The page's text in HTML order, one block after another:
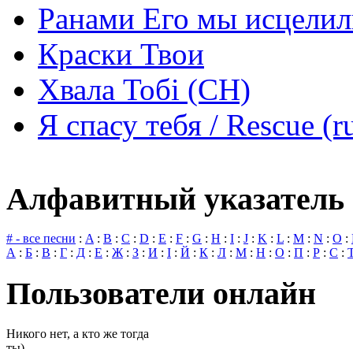
Ранами Его мы
Краски Твои
Хвала Тобі (СН)
Я спасу тебя / Rescue
Алфавитный указатель
# - все песни : A: B : C : D : E : F : G : H : I : J : K : L : M : N : O :
А : Б : В : Г : Д : Е : Ж: З : И : І : Й : К : Л : М : Н : О : П : Р : С :
Пользователи онлайн
Никого нет, а кто же тогда